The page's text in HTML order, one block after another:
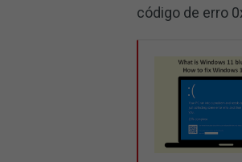
código de erro